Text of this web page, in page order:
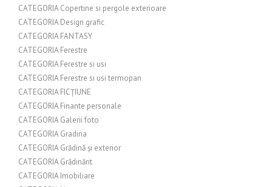
CATEGORIA Copertine si pergole exterioare
CATEGORIA Design grafic
CATEGORIA FANTASY
CATEGORIA Ferestre
CATEGORIA Ferestre si usi
CATEGORIA Ferestre si usi termopan
CATEGORIA FICȚIUNE
CATEGORIA Finante personale
CATEGORIA Galerii foto
CATEGORIA Gradina
CATEGORIA Grădină și exterior
CATEGORIA Grădinărit
CATEGORIA Imobiliare